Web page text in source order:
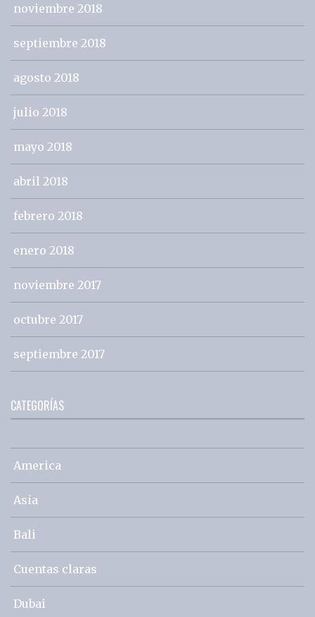
noviembre 2018
septiembre 2018
agosto 2018
julio 2018
mayo 2018
abril 2018
febrero 2018
enero 2018
noviembre 2017
octubre 2017
septiembre 2017
CATEGORÍAS
America
Asia
Bali
Cuentas claras
Dubai